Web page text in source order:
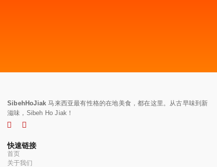
SibehHoJiak 马来西亚最有性格的在地美食，都在这里。从古早味到新
滋味，Sibeh Ho Jiak！
快速链接
首页
关于我们